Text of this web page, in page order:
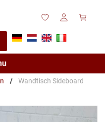
/
Wandtisch Sideboard